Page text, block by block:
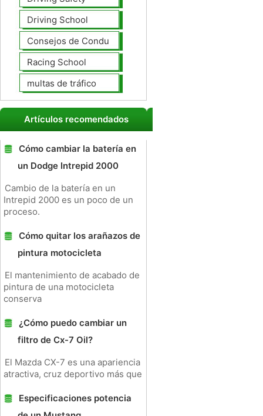
Driving School
Consejos de Conducción
Racing School
multas de tráfico
Artículos recomendados
Cómo cambiar la batería en
un Dodge Intrepid 2000
Cambio de la batería en un
Intrepid 2000 es un poco de un
proceso.
Cómo quitar los arañazos de
pintura motocicleta
El mantenimiento de acabado de
pintura de una motocicleta
conserva
¿Cómo puedo cambiar un
filtro de Cx-7 Oil?
El Mazda CX-7 es una apariencia
atractiva, cruz deportivo más que
Especificaciones potencia